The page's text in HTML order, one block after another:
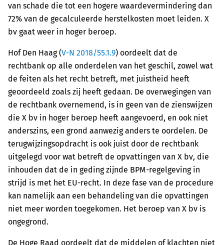
van schade die tot een hogere waardevermindering dan
72% van de gecalculeerde herstelkosten moet leiden. X
bv gaat weer in hoger beroep.
Hof Den Haag (V-N 2018/55.1.9) oordeelt dat de
rechtbank op alle onderdelen van het geschil, zowel wat
de feiten als het recht betreft, met juistheid heeft
geoordeeld zoals zij heeft gedaan. De overwegingen van
de rechtbank overnemend, is in geen van de zienswijzen
die X bv in hoger beroep heeft aangevoerd, en ook niet
anderszins, een grond aanwezig anders te oordelen. De
terugwijzingsopdracht is ook juist door de rechtbank
uitgelegd voor wat betreft de opvattingen van X bv, die
inhouden dat de in geding zijnde BPM-regelgeving in
strijd is met het EU-recht. In deze fase van de procedure
kan namelijk aan een behandeling van die opvattingen
niet meer worden toegekomen. Het beroep van X bv is
ongegrond.
De Hoge Raad oordeelt dat de middelen of klachten niet